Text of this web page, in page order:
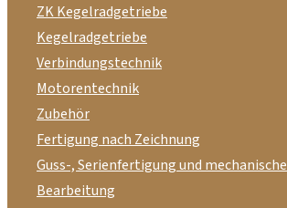
ZK Kegelradgetriebe
Kegelradgetriebe
Verbindungstechnik
Motorentechnik
Zubehör
Fertigung nach Zeichnung
Guss-, Serienfertigung und mechanische
Bearbeitung